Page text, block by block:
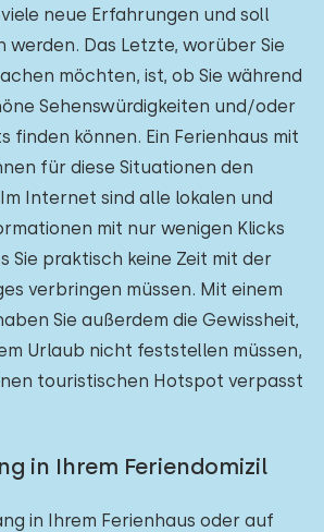
neue Erfahrungen und soll
werden. Das Letzte, worüber Sie
möchten, ist, ob Sie während
Sehenswürdigkeiten und/oder
finden können. Ein Ferienhaus mit
für diese Situationen den
Internet sind alle lokalen und
mit nur wenigen Klicks
Sie praktisch keine Zeit mit der
verbringen müssen. Mit einem
Sie außerdem die Gewissheit,
Urlaub nicht feststellen müssen,
touristischen Hotspot verpasst
in Ihrem Feriendomizil
in Ihrem Ferienhaus oder auf